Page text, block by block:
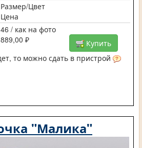
Размер/Цвет
Цена
46 / как на фото
889,00 ₽
Купить
то можно сдать в пристрой
"Малика"